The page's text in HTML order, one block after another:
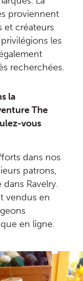
proviennent
et créateurs
les
recherchées.
la
The
vous
dans nos
patrons,
Ravelry.
vendus en
en ligne.